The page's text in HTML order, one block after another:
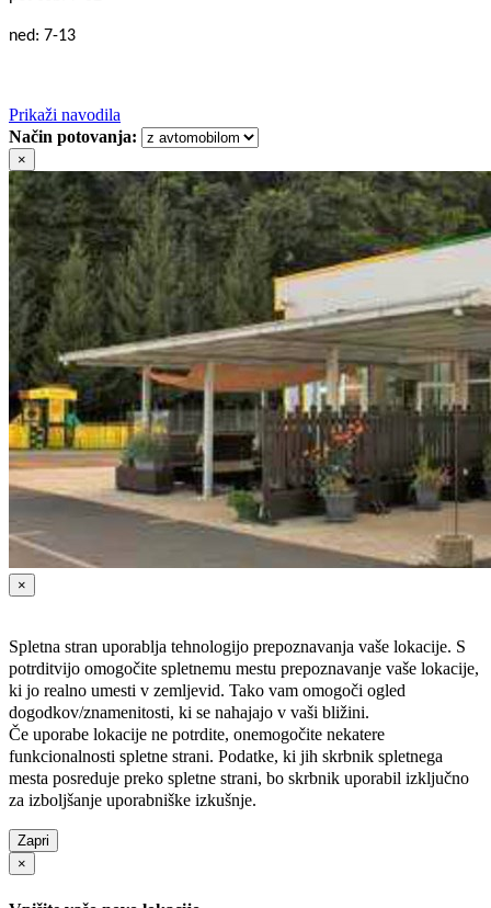
ned: 7-13
Prikaži navodila
Način potovanja:
×
×
Spletna stran uporablja tehnologijo prepoznavanja vaše lokacije. S
potrditvijo omogočite spletnemu mestu prepoznavanje vaše lokacije,
ki jo realno umesti v zemljevid. Tako vam omogoči ogled
dogodkov/znamenitosti, ki se nahajajo v vaši bližini.
Če uporabe lokacije ne potrdite, onemogočite nekatere
funkcionalnosti spletne strani. Podatke, ki jih skrbnik spletnega
mesta posreduje preko spletne strani, bo skrbnik uporabil izključno
za izboljšanje uporabniške izkušnje.
Zapri
×